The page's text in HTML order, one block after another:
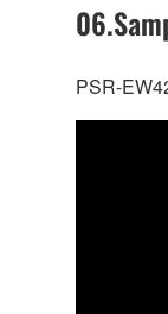
PSR-